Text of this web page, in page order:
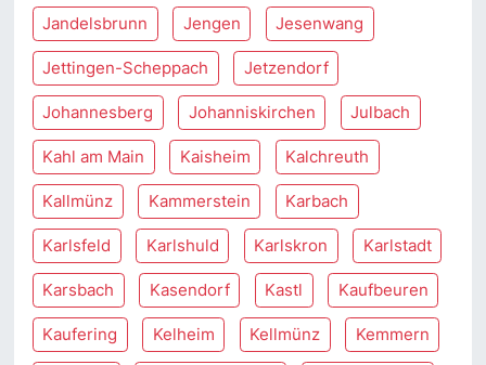
Jandelsbrunn Jengen Jesenwang
Jettingen-Scheppach Jetzendorf
Johannesberg Johanniskirchen Julbach
Kahl am Main Kaisheim Kalchreuth
Kallmünz Kammerstein Karbach
Karlsfeld Karlshuld Karlskron Karlstadt
Karsbach Kasendorf Kastl Kaufbeuren
Kaufering Kelheim Kellmünz Kemmern